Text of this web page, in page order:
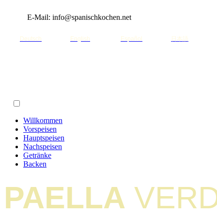
E-Mail: info@spanischkochen.net
Deutsch English Español 日本語
Willkommen
Vorspeisen
Hauptspeisen
Nachspeisen
Getränke
Backen
PAELLA